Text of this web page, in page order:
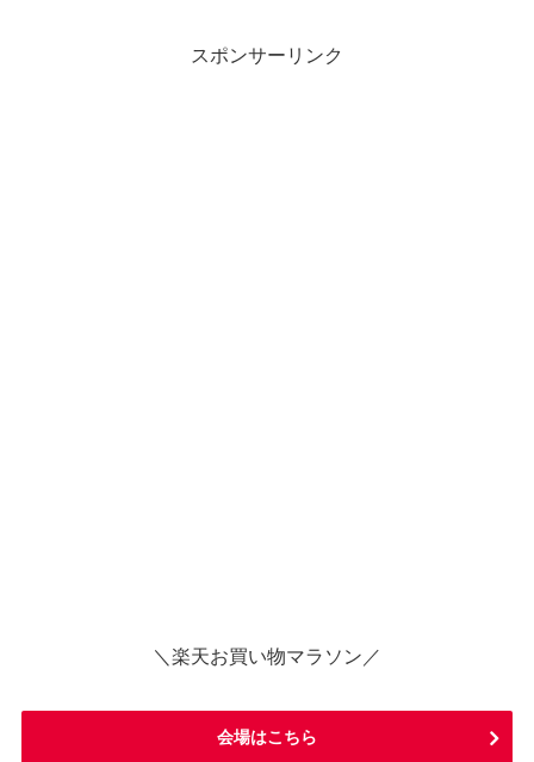
スポンサーリンク
＼楽天お買い物マラソン／
会場はこちら